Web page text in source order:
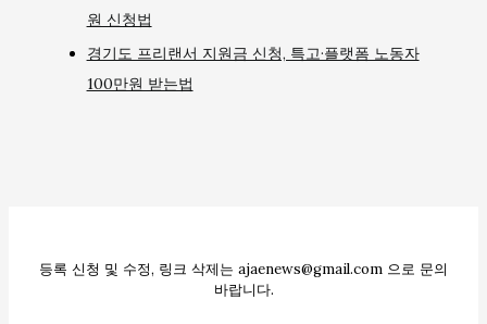
원 신청법
경기도 프리랜서 지원금 신청, 특고·플랫폼 노동자
100만원 받는법
등록 신청 및 수정, 링크 삭제는 ajaenews@gmail.com 으로 문의
바랍니다.